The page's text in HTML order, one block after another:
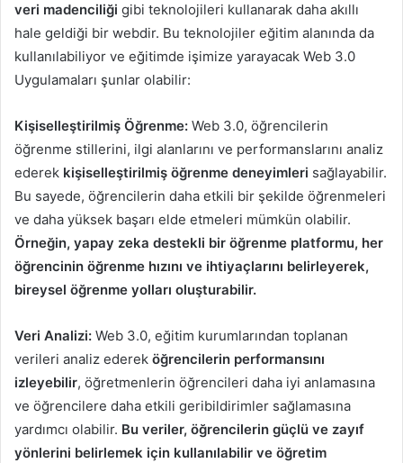
veri madenciliği gibi teknolojileri kullanarak daha akıllı
hale geldiği bir webdir. Bu teknolojiler eğitim alanında da
kullanılabiliyor ve eğitimde işimize yarayacak Web 3.0
Uygulamaları şunlar olabilir:
Kişiselleştirilmiş Öğrenme: Web 3.0, öğrencilerin
öğrenme stillerini, ilgi alanlarını ve performanslarını analiz
ederek kişiselleştirilmiş öğrenme deneyimleri sağlayabilir.
Bu sayede, öğrencilerin daha etkili bir şekilde öğrenmeleri
ve daha yüksek başarı elde etmeleri mümkün olabilir.
Örneğin, yapay zeka destekli bir öğrenme platformu, her
öğrencinin öğrenme hızını ve ihtiyaçlarını belirleyerek,
bireysel öğrenme yolları oluşturabilir.
Veri Analizi: Web 3.0, eğitim kurumlarından toplanan
verileri analiz ederek öğrencilerin performansını
izleyebilir, öğretmenlerin öğrencileri daha iyi anlamasına
ve öğrencilere daha etkili geribildirimler sağlamasına
yardımcı olabilir. Bu veriler, öğrencilerin güçlü ve zayıf
yönlerini belirlemek için kullanılabilir ve öğretim